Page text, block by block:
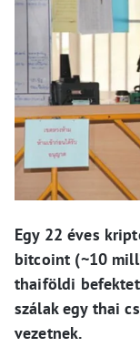
Egy 22 éves
bitcoint (~10
thaiföldi
szálak egy thai
vezetnek.